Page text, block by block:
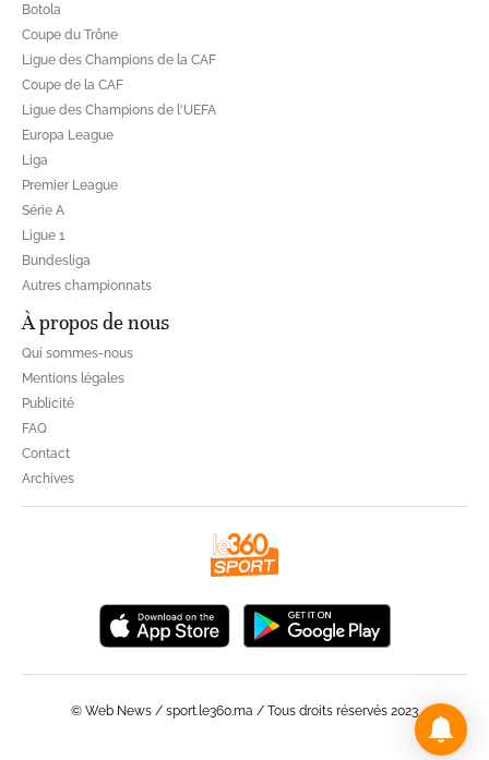
Botola
Coupe du Trône
Ligue des Champions de la CAF
Coupe de la CAF
Ligue des Champions de l'UEFA
Europa League
Liga
Premier League
Série A
Ligue 1
Bundesliga
Autres championnats
À propos de nous
Qui sommes-nous
Mentions légales
Publicité
FAQ
Contact
Archives
© Web News / sport.le360.ma / Tous droits réservés 2023